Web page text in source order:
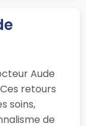
Aude
retours
soins,
de